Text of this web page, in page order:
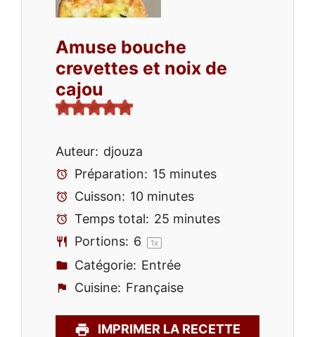
Amuse bouche
crevettes et noix de
cajou
Auteur: djouza
Préparation: 15 minutes
Cuisson: 10 minutes
Temps total: 25 minutes
Portions: 6 1x
Catégorie: Entrée
Cuisine: Française
IMPRIMER LA RECETTE